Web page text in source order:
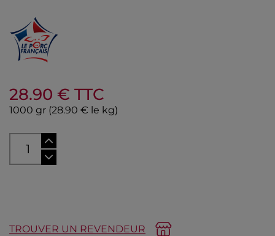
28.90 € TTC
1000 gr (28.90 € le kg)
TROUVER UN REVENDEUR